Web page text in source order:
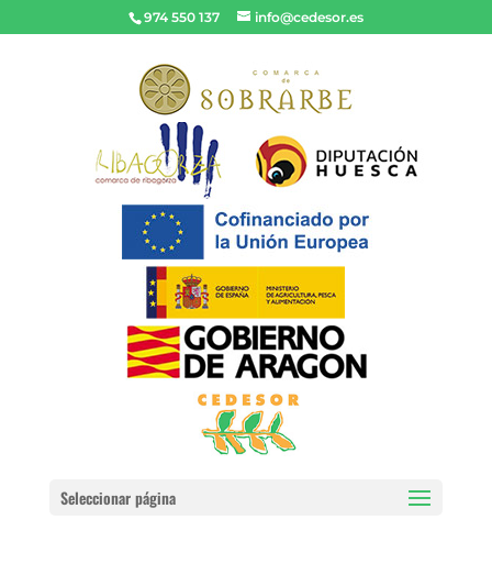
974 550 137 info@cedesor.es
Seleccionar página